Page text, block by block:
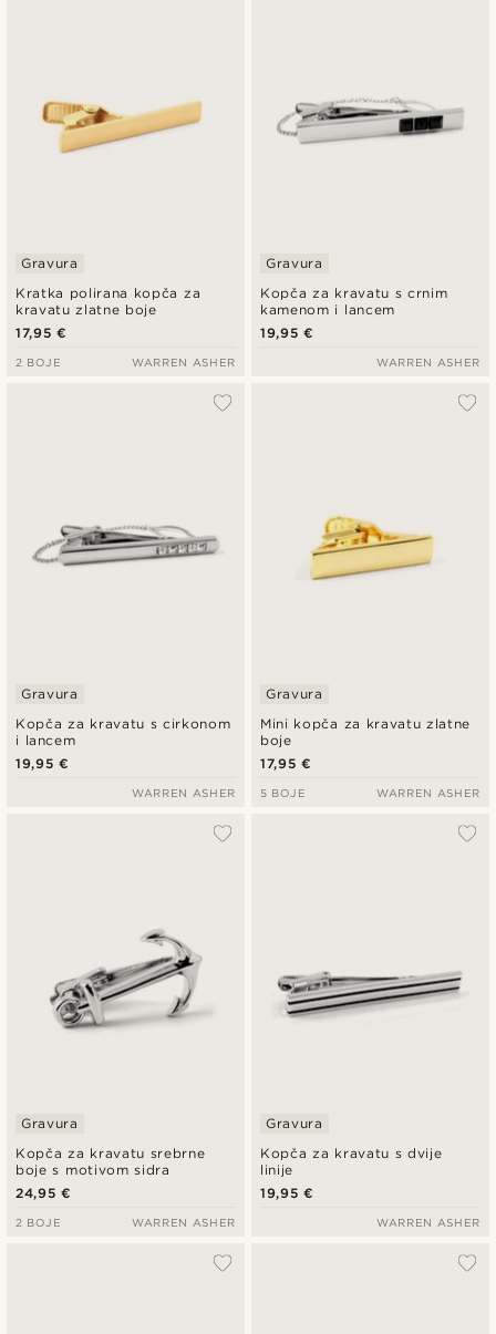
Kratka polirana kopča za
kravatu zlatne boje
Gravura
17,95 €
2 BOJE WARREN ASHER
Kopča za kravatu s crnim
kamenom i lancem
Gravura
19,95 €
WARREN ASHER
Kopča za kravatu s cirkonom
i lancem
Gravura
19,95 €
WARREN ASHER
Mini kopča za kravatu zlatne
boje
Gravura
17,95 €
5 BOJE WARREN ASHER
Kopča za kravatu srebrne
boje s motivom sidra
Gravura
24,95 €
2 BOJE WARREN ASHER
Kopča za kravatu s dvije
linije
Gravura
19,95 €
WARREN ASHER